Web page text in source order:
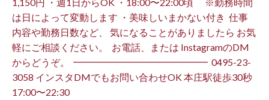
は日によって変動します ・美味しいまかない付き ⁡ 仕事
内容や勤務日数など、 気になることがありましたら お気
軽にご相談ください。 ⁡ お電話、または InstagramのDM
からどうぞ。 ⁡ ━━━━━━━━━━━━━━ ⁡ ️0495-23-
3058 インスタDMでもお問い合わせOK 本庄駅徒歩30秒
17:00〜22:30 ⁡